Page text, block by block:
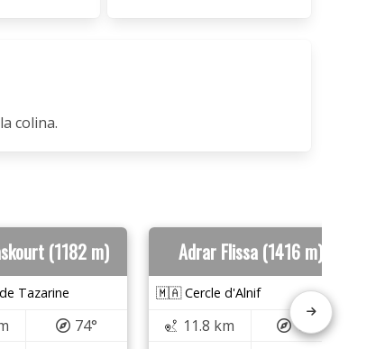
colina.
(1182 m)
Tazarine
74°
Adrar Flissa (1416 m)
🇲🇦 Cercle d'Alnif
11.8 km
185°